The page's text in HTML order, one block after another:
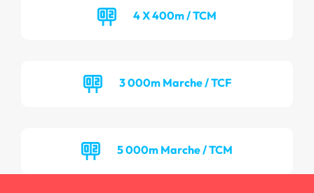
4 X 400m / TCM
3 000m Marche / TCF
5 000m Marche / TCM